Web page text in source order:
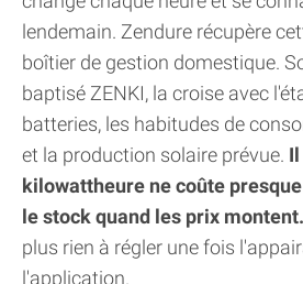
lendemain. Zendure récupère
boîtier de gestion domestique.
baptisé ZENKI, la croise avec
batteries, les habitudes de
et la production solaire prévue.
kilowattheure ne coûte
le stock quand les prix montent.
plus rien à régler une fois
l'application.